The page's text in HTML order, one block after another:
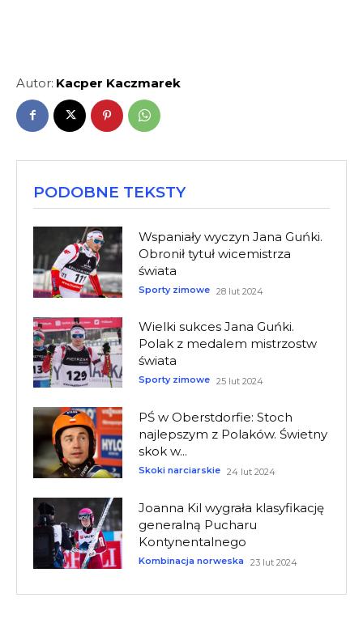
Autor: Kacper Kaczmarek
PODOBNE TEKSTY
Wspaniały wyczyn Jana Guńki.
Obronił tytuł wicemistrza
świata
Sporty zimowe 28 lut 2024
Wielki sukces Jana Guńki.
Polak z medalem mistrzostw
świata
Sporty zimowe 25 lut 2024
PŚ w Oberstdorfie: Stoch
najlepszym z Polaków. Świetny
skok w...
Skoki narciarskie 24 lut 2024
Joanna Kil wygrała klasyfikację
generalną Pucharu
Kontynentalnego
Kombinacja norweska 23 lut 2024